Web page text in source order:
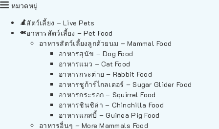
หมวดหมู่
สัตว์เลี้ยง – Live Pets
อาหารสัตว์เลี้ยง – Pet Food
อาหารสัตว์เลี้ยงลูกด้วยนม – Mammal Food
อาหารสุนัข – Dog Food
อาหารแมว – Cat Food
อาหารกระต่าย – Rabbit Food
อาหารชูก้าร์ไกลเดอร์ – Sugar Glider Food
อาหารกระรอก – Squirrel Food
อาหารชินชิล่า – Chinchilla Food
อาหารแกสบี้ – Guinea Pig Food
อาหารอื่นๆ – More Mammals Food